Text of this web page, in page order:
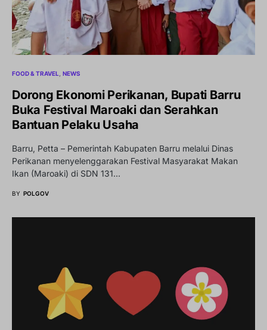
FOOD & TRAVEL NEWS
Dorong Ekonomi Perikanan, Bupati Barru
Buka Festival Maroaki dan Serahkan
Bantuan Pelaku Usaha
Barru, Petta – Pemerintah Kabupaten Barru melalui Dinas
Perikanan menyelenggarakan Festival Masyarakat Makan
Ikan (Maroaki) di SDN 131…
BY POLGOV